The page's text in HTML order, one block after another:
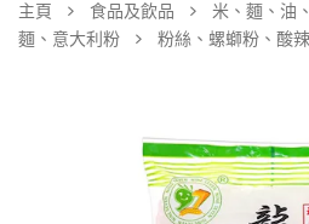
主頁 食品及飲品 米、麵、油
麵、意大利粉
粉絲、螺螄粉、酸